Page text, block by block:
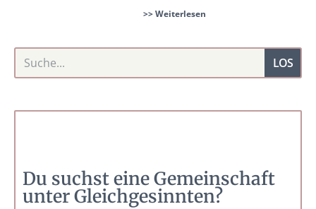
>> Weiterlesen
LOS
Du suchst eine Gemeinschaft
unter Gleichgesinnten?